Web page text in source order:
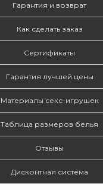
Гарантия и возврат
Как сделать заказ
Сертификаты
Гарантия лучшей цены
Материалы секс-игрушек
Таблица размеров белья
Отзывы
Дисконтная система